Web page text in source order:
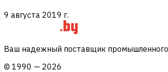
9 августа 2019 г.
Ваш надежный поставщик промышленного
© 1990 — 2026